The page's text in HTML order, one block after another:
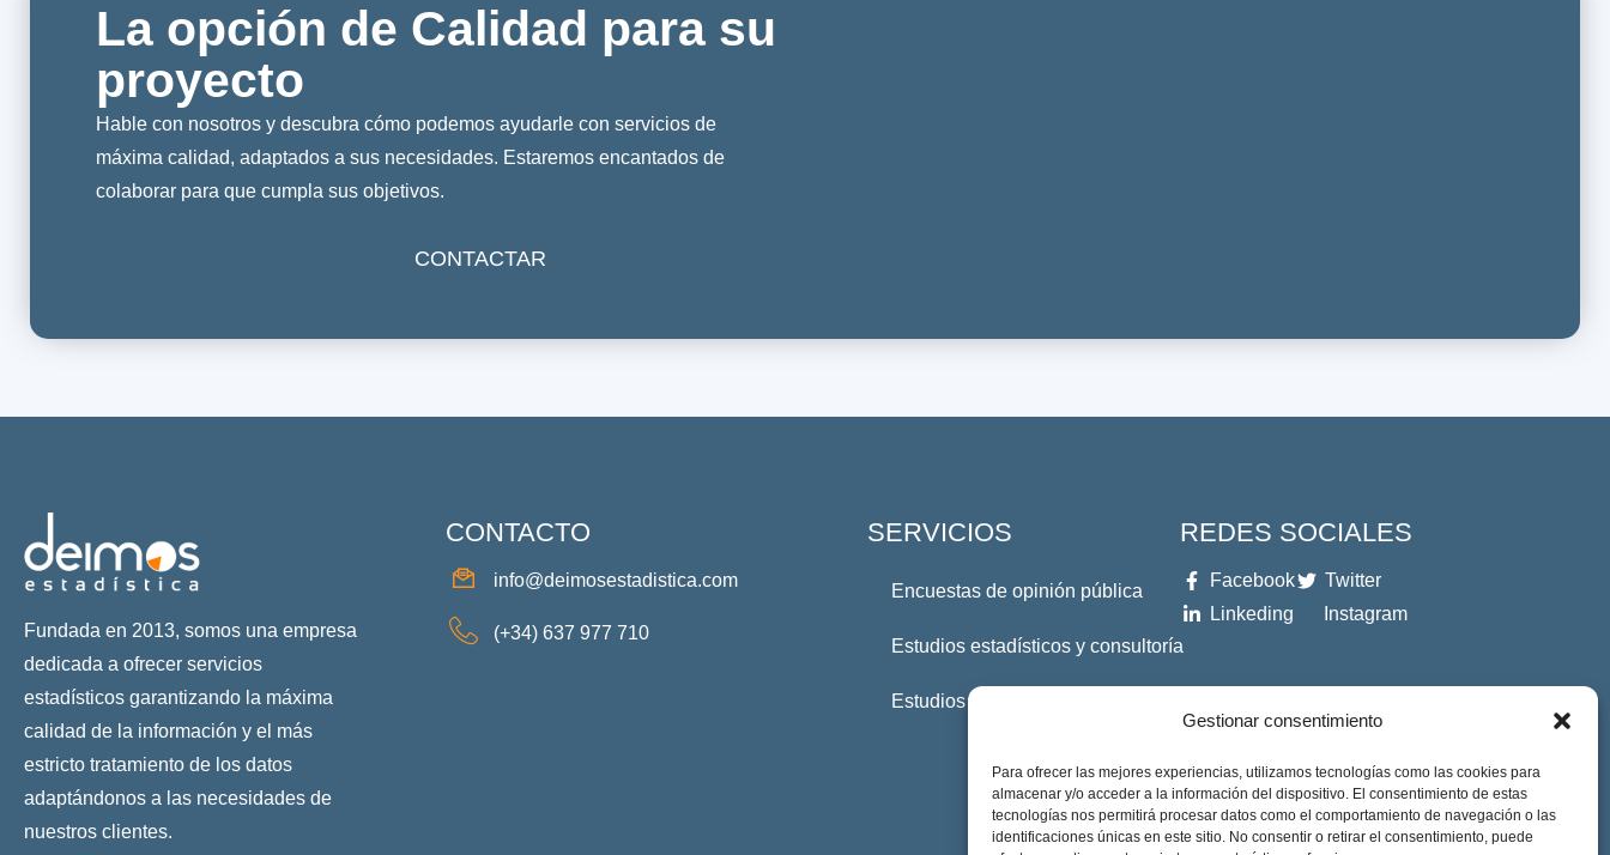
Gestionar consentimiento
Para ofrecer las mejores experiencias, utilizamos tecnologías como las cookies para
almacenar y/o acceder a la información del dispositivo. El consentimiento de estas
tecnologías nos permitirá procesar datos como el comportamiento de navegación o las
identificaciones únicas en este sitio. No consentir o retirar el consentimiento, puede
La opción de Calidad para su
proyecto
Hable con nosotros y descubra cómo podemos ayudarle con servicios de
máxima calidad, adaptados a sus necesidades. Estaremos encantados de
colaborar para que cumpla sus objetivos.
CONTACTAR
Fundada en 2013, somos una empresa
dedicada a ofrecer servicios
estadísticos garantizando la máxima
calidad de la información y el más
estricto tratamiento de los datos
adaptándonos a las necesidades de
nuestros clientes.
CONTACTO
info@deimosestadistica.com
(+34) 637 977 710
SERVICIOS
Encuestas de opinión pública
Estudios estadísticos y consultoría
Estudios Profesionales
REDES SOCIALES
Facebook
Twitter
Linkeding
Instagram